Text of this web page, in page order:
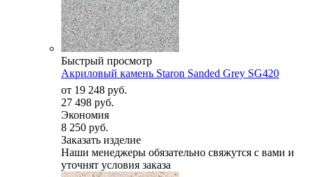
Быстрый просмотр
Акриловый камень Staron Sanded Grey SG420
от 19 248 руб.
27 498 руб.
Экономия
8 250 руб.
Заказать изделие
Наши менеджеры обязательно свяжутся с вами и
уточнят условия заказа